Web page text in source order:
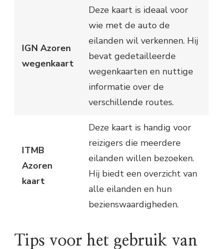
IGN Azoren
wegenkaart
Deze kaart is ideaal voor
wie met de auto de
eilanden wil verkennen. Hij
bevat gedetailleerde
wegenkaarten en nuttige
informatie over de
verschillende routes.
ITMB
Azoren
kaart
Deze kaart is handig voor
reizigers die meerdere
eilanden willen bezoeken.
Hij biedt een overzicht van
alle eilanden en hun
bezienswaardigheden.
Tips voor het gebruik van